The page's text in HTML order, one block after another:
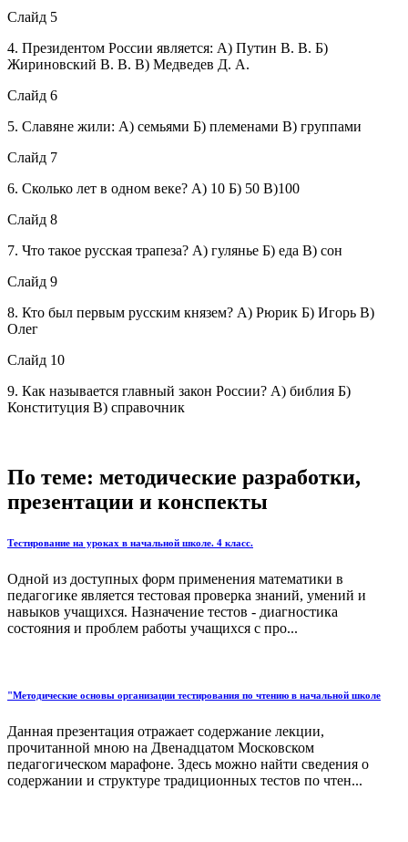
Слайд 5
4. Президентом России является: А) Путин В. В. Б)
Жириновский В. В. В) Медведев Д. А.
Слайд 6
5. Славяне жили: А) семьями Б) племенами В) группами
Слайд 7
6. Сколько лет в одном веке? А) 10 Б) 50 В)100
Слайд 8
7. Что такое русская трапеза? А) гулянье Б) еда В) сон
Слайд 9
8. Кто был первым русским князем? А) Рюрик Б) Игорь В)
Олег
Слайд 10
9. Как называется главный закон России? А) библия Б)
Конституция В) справочник
По теме: методические разработки,
презентации и конспекты
Тестирование на уроках в начальной школе. 4 класс.
Одной из доступных форм применения математики в
педагогике является тестовая проверка знаний, умений и
навыков учащихся. Назначение тестов - диагностика
состояния и проблем работы учащихся с про...
"Методические основы организации тестирования по чтению в начальной школе
Данная презентация отражает содержание лекции,
прочитанной мною на Двенадцатом Московском
педагогическом марафоне. Здесь можно найти сведения о
содержании и структуре традиционных тестов по чтен...